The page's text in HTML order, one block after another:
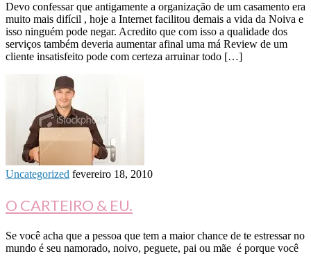
Devo confessar que antigamente a organização de um casamento era
muito mais difícil , hoje a Internet facilitou demais a vida da Noiva e
isso ninguém pode negar. Acredito que com isso a qualidade dos
serviços também deveria aumentar afinal uma má Review de um
cliente insatisfeito pode com certeza arruinar todo […]
Uncategorized fevereiro 18, 2010
O CARTEIRO & EU.
Se você acha que a pessoa que tem a maior chance de te estressar no
mundo é seu namorado, noivo, peguete, pai ou mãe é porque você